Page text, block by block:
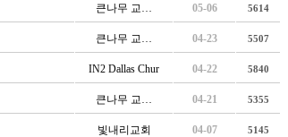
큰나무 교… 05-06 5614
큰나무 교… 04-23 5507
IN2 Dallas Chur 04-22 5840
큰나무 교… 04-21 5355
빛내리교회 04-07 5145